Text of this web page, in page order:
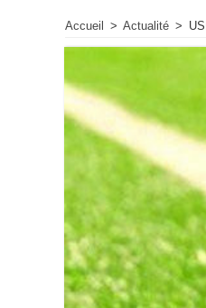
Accueil > Actualité >